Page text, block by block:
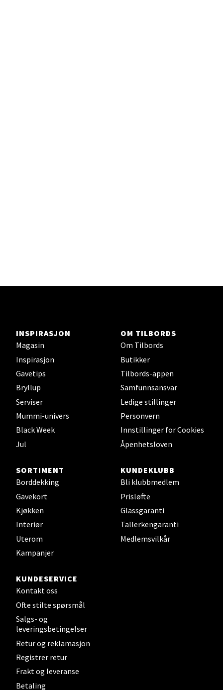
INSPIRASJON
Magasin
Inspirasjon
Gavetips
Bryllup
Serviser
Mummi-univers
Black Week
Jul
OM TILBORDS
Om Tilbords
Butikker
Tilbords-appen
Samfunnsansvar
Ledige stillinger
Personvern
Innstillinger for Cookies
Åpenhetsloven
SORTIMENT
Borddekking
Gavekort
Kjøkken
Interiør
Uterom
Kampanjer
KUNDEKLUBB
Bli klubbmedlem
Prisløfte
Glassgaranti
Tallerkengaranti
Medlemsvilkår
KUNDESERVICE
Kontakt oss
Ofte stilte spørsmål
Salgs- og
leveringsbetingelser
Retur og reklamasjon
Registrer retur
Frakt og leveranse
Betaling
Stavanger og Sandnes - Kilden
Senter
Gartnerveien 16, 4016 Stavanger
Åpent i dag 10-20
Stavanger og Sandnes - Kvadrat
Gamle Stokkavei 1, 4313 Sandnes
Åpent i dag 10-21
Bergen - Thon Senter Lagunen
Laguneveien 1, 5239 Bergen
Åpent i dag 10-21